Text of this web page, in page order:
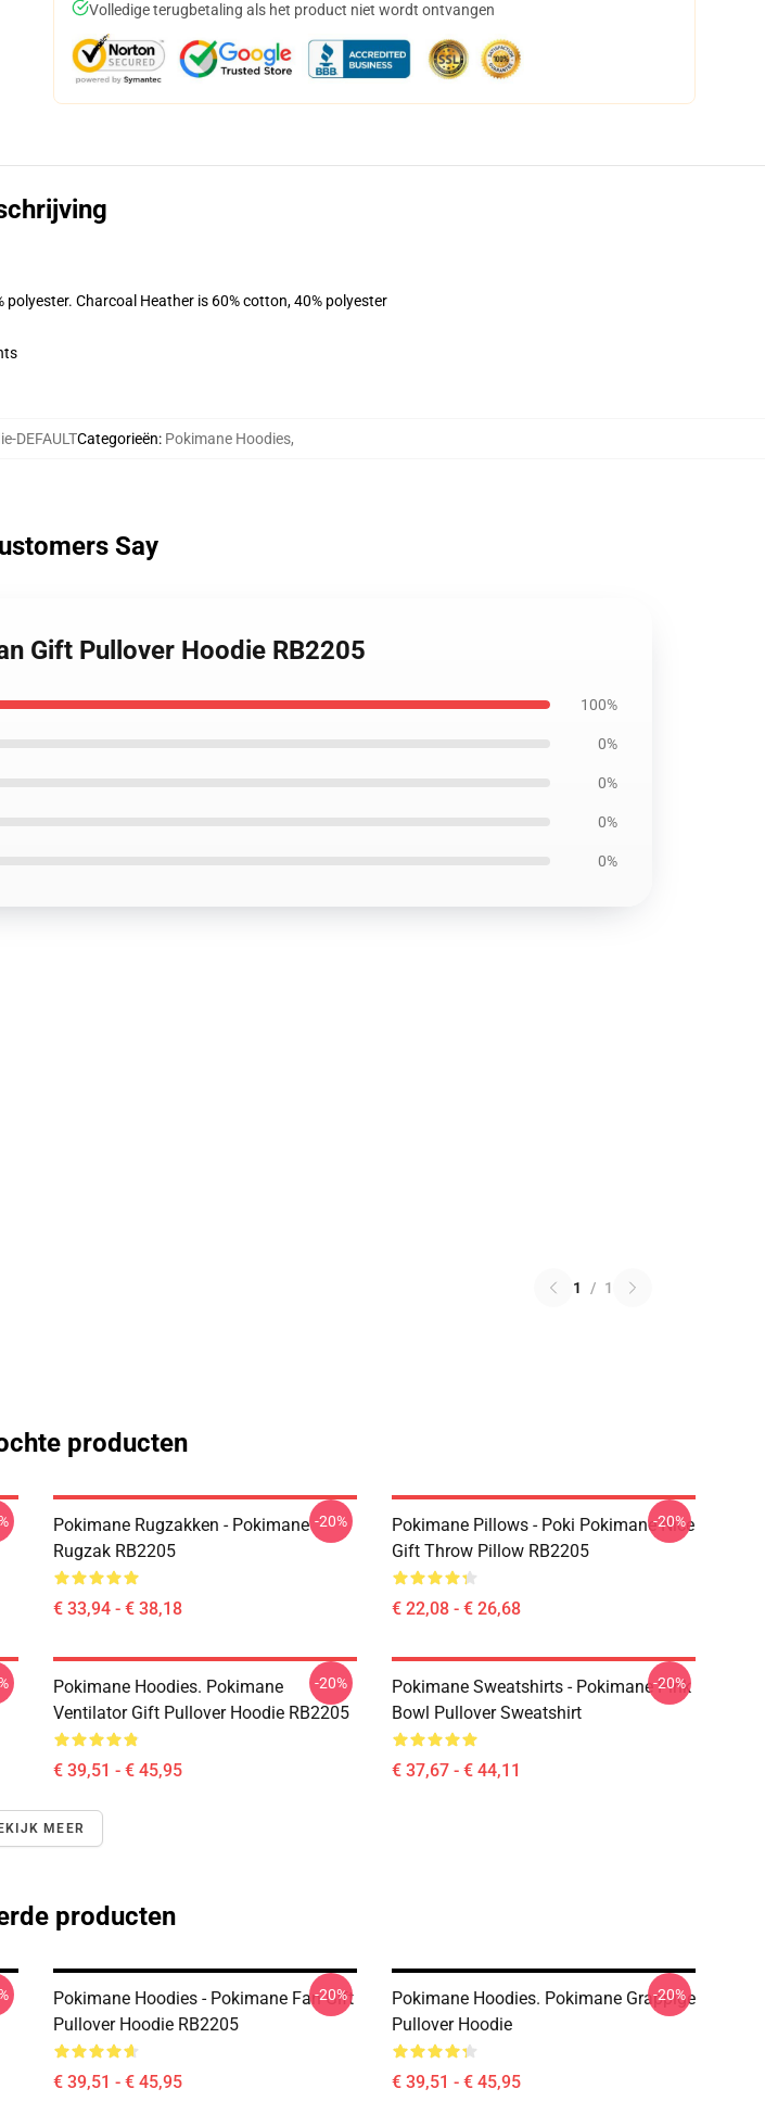
Volledige terugbetaling als het product niet wordt ontvangen
Charcoal Heather is 60% cotton, 40% polyester
DEFAULTCategorieën: Pokimane Hoodies,
Say
Gift Pullover Hoodie RB2205
100%
0%
0%
0%
0%
1 / 1
producten
Pokimane Rugzakken - Pokimane
Rugzak RB2205
€ 33,94 - € 38,18
-20%
Pokimane Pillows - Poki Pokimane Nice
Gift Throw Pillow RB2205
€ 22,08 - € 26,68
-20%
Pokimane Hoodies. Pokimane
Ventilator Gift Pullover Hoodie RB2205
€ 39,51 - € 45,95
-20%
Pokimane Sweatshirts - Pokimane Pink
Bowl Pullover Sweatshirt
€ 37,67 - € 44,11
-20%
MEER
producten
Pokimane Hoodies - Pokimane Fan Gift
Pullover Hoodie RB2205
€ 39,51 - € 45,95
-20%
Pokimane Hoodies. Pokimane Grappige
Pullover Hoodie
€ 39,51 - € 45,95
-20%